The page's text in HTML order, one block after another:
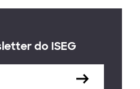
do ISEG